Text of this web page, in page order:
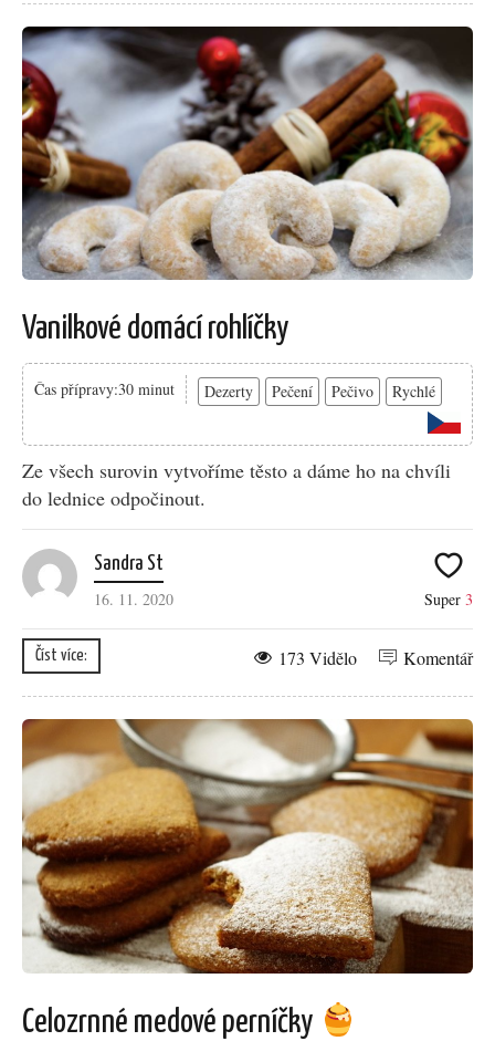
Vanilkové domácí rohlíčky
Čas přípravy:30 minut Dezerty Pečení Pečivo Rychlé
Ze všech surovin vytvoříme těsto a dáme ho na chvíli
do lednice odpočinout.
Sandra St
16. 11. 2020
Super 3
Číst více: Komentář
173 Vidělo
Celozrnné medové perníčky